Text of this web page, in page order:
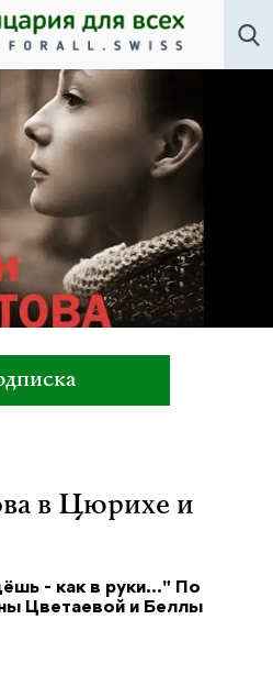
в Цюрихе и Женеве
в Цюрихе и
- как в руки..." По
Цветаевой и Беллы